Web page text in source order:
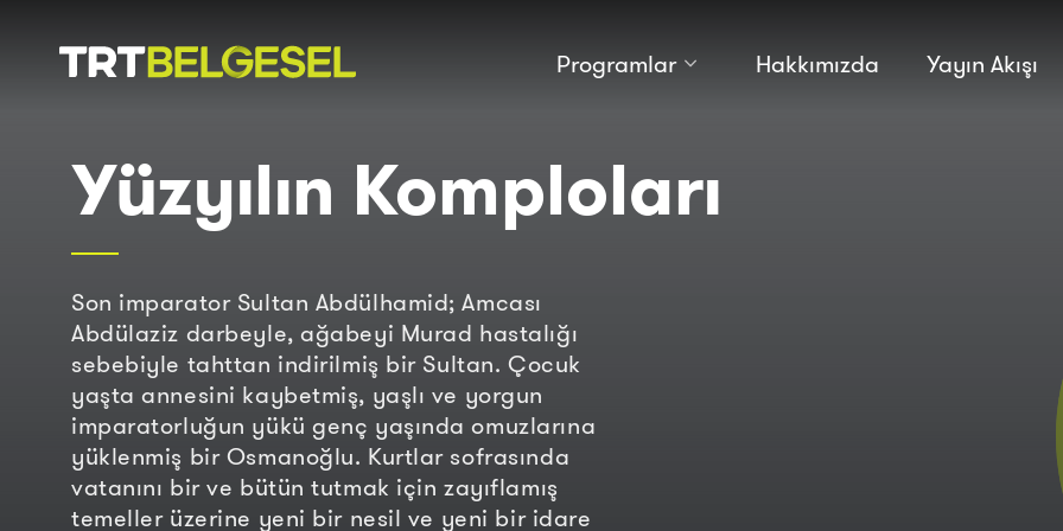
Programlar
Hikayeleri
-
Gezi
Lezzet
Antropoloji
Hakkımızda Yayın Akışı
Yüzyılın Komploları
Son imparator Sultan Abdülhamid; Amcası
Abdülaziz darbeyle, ağabeyi Murad hastalığı
sebebiyle tahttan indirilmiş bir Sultan. Çocuk
yaşta annesini kaybetmiş, yaşlı ve yorgun
imparatorluğun yükü genç yaşında omuzlarına
yüklenmiş bir Osmanoğlu. Kurtlar sofrasında
vatanını bir ve bütün tutmak için zayıflamış
temeller üzerine yeni bir nesil ve yeni bir idare